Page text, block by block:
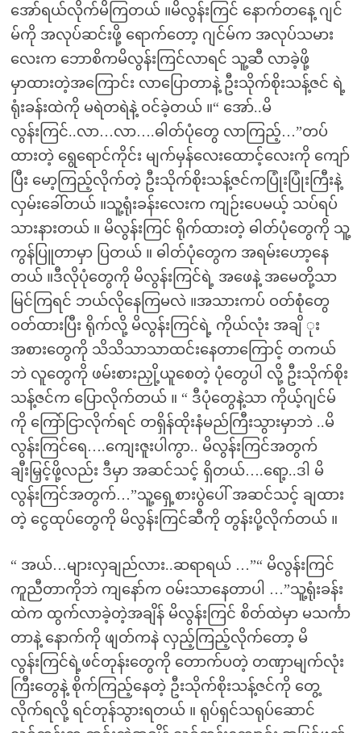
အော်ရယ်လိုက်မိကြတယ် ။မိလွန်းကြင် နောက်တနေ့ ဂျင်
မ်ကို အလုပ်ဆင်းဖို့ ရောက်တော့ ဂျင်မ်က အလုပ်သမား
လေးက ဘောစိကမိလွန်းကြင်လာရင် သူ့ဆီ လာခဲ့ဖို့
မှာထားတဲ့အကြောင်း လာပြောတာနဲ့ ဦးသိုက်စိုးသန့်ဇင် ရဲ့
ရုံးခန်းထဲကို မရဲတရဲနဲ့ ဝင်ခဲ့တယ် ။“ အော်..မိ
လွန်းကြင်..လာ…လာ….ဓါတ်ပုံတွေ လာကြည့်…”တပ်
ထားတဲ့ ရွေရောင်ကိုင်း မျက်မှန်လေးထောင့်လေးကို ကျော်
ပြီး မော့ကြည့်လိုက်တဲ့ ဦးသိုက်စိုးသန့်ဇင်ကပြုံးပြုံးကြီးနဲ့
လှမ်းခေါ်တယ် ။သူ့ရုံးခန်းလေးက ကျဉ်းပေမယ့် သပ်ရပ်
သားနားတယ် ။ မိလွန်းကြင် ရိုက်ထားတဲ့ ဓါတ်ပုံတွေကို သူ့
ကွန်ပြူတာမှာ ပြတယ် ။ ဓါတ်ပုံတွေက အရမ်းဟော့နေ
တယ် ။ဒီလိုပုံတွေကို မိလွန်းကြင်ရဲ့ အဖေနဲ့ အမေတို့သာ
မြင်ကြရင် ဘယ်လိုနေကြမလဲ ။အသားကပ် ဝတ်စုံတွေ
ဝတ်ထားပြီး ရိုက်လို့ မိလွန်းကြင်ရဲ့ ကိုယ်လုံး အချိ ုး
အစားတွေကို သိသိသာသာထင်းနေတာကြောင့် တကယ်
ဘဲ လူတွေကို ဖမ်းစားညှို့ယူစေတဲ့ ပုံတွေပါ လို့ ဦးသိုက်စိုး
သန့်ဇင်က ပြောလိုက်တယ် ။ “ ဒီပုံတွေနဲ့သာ ကိုယ့်ဂျင်မ်
ကို ကြော်ငြာလိုက်ရင် တရှိန်ထိုးနံမည်ကြီးသွားမှာဘဲ ..မိ
လွန်းကြင်ရေ….ကျေးဇူးပါကွာ.. မိလွန်းကြင်အတွက်
ချီးမြှင့်ဖို့လည်း ဒီမှာ အဆင်သင့် ရှိတယ်….ရော့..ဒါ မိ
လွန်းကြင်အတွက်…”သူ့ရှေ့စားပွဲပေါ် အဆင်သင့် ချထား
တဲ့ ငွေထုပ်တွေကို မိလွန်းကြင်ဆီကို တွန်းပို့လိုက်တယ် ။
“ အယ်…များလှချည်လား..ဆရာရယ် …”“ မိလွန်းကြင်
ကူညီတာကိုဘဲ ကျနော်က ဝမ်းသာနေတာပါ …”သူ့ရုံးခန်း
ထဲက ထွက်လာခဲ့တဲ့အချိန် မိလွန်းကြင် စိတ်ထဲမှာ မသင်္ကာ
တာနဲ့ နောက်ကို ဖျတ်ကနဲ လှည့်ကြည့်လိုက်တော့ မိ
လွန်းကြင်ရဲ့ဖင်တုန်းတွေကို တောက်ပတဲ့ တဏှာမျက်လုံး
ကြီးတွေနဲ့ စိုက်ကြည့်နေတဲ့ ဦးသိုက်စိုးသန့်ဇင်ကို တွေ့
လိုက်ရလို့ ရင်တုန်သွားရတယ် ။ ရုပ်ရှင်သရုပ်ဆောင်